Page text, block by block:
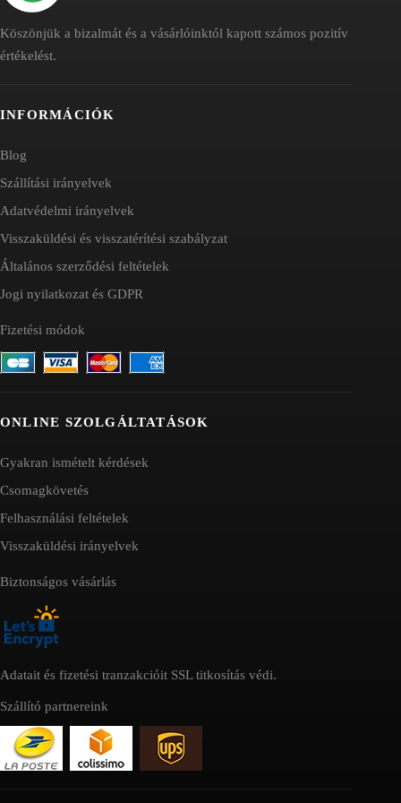
Köszönjük a bizalmát és a vásárlóinktól kapott számos pozitív
értékelést.
INFORMÁCIÓK
Blog
Szállítási irányelvek
Adatvédelmi irányelvek
Visszaküldési és visszatérítési szabályzat
Általános szerződési feltételek
Jogi nyilatkozat és GDPR
Fizetési módok
ONLINE SZOLGÁLTATÁSOK
Gyakran ismételt kérdések
Csomagkövetés
Felhasználási feltételek
Visszaküldési irányelvek
Biztonságos vásárlás
Adatait és fizetési tranzakcióit SSL titkosítás védi.
Szállító partnereink